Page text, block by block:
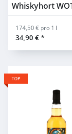
Whiskyhort
59,4% 0,2l
34,90 € *
174,50 € pro 1 l
TOP